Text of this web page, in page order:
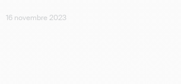
16 novembre 2023